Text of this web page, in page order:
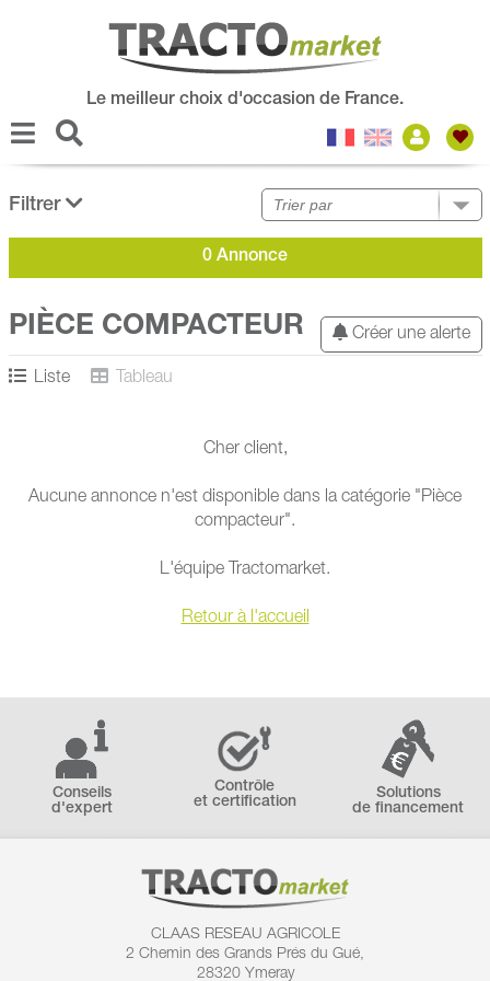
Le meilleur choix d'occasion de France.
Filtrer
0 Annonce
Créer une alerte
PIÈCE COMPACTEUR
Liste Tableau
Cher client,
Aucune annonce n'est disponible dans la catégorie "Pièce
compacteur".
L'équipe Tractomarket.
Retour à l'accueil
Conseils
d'expert
Contrôle
et certification
Solutions
de financement
CLAAS RESEAU AGRICOLE
2 Chemin des Grands Prés du Gué,
28320 Ymeray